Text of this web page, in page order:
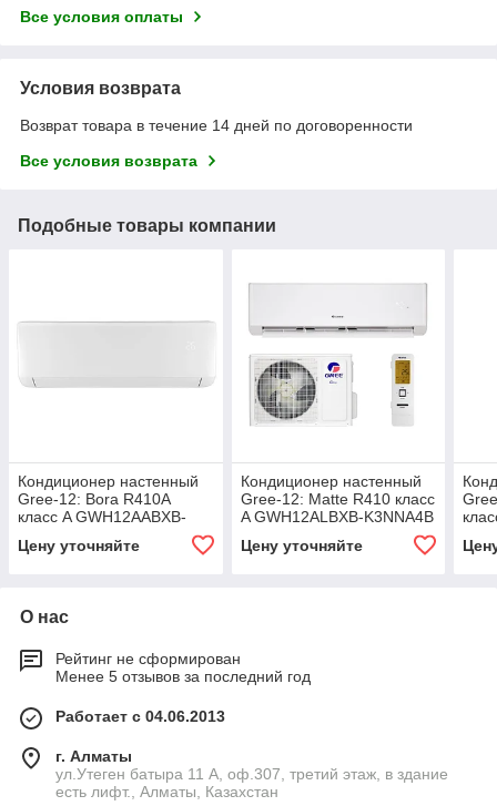
Все условия оплаты
Условия возврата
Возврат товара в течение 14 дней по договоренности
Все условия возврата
Подобные товары компании
Кондиционер настенный
Gree-12: Bora R410A
класс A GWH12AABXB-
соединительной
Цену уточняйте
Кондиционер настенный
Gree-12: Matte R410 класс
A GWH12ALBXB-K3NNA4B
Цену уточняйте
О нас
Рейтинг не сформирован
Менее 5 отзывов за последний год
Работает с 04.06.2013
г. Алматы
ул.Утеген батыра 11 А, оф.307, третий этаж, в здание
есть лифт., Алматы, Казахстан